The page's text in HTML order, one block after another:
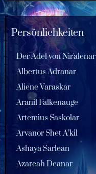
Persönlichkeiten
Der Adel von Nir'alenar
Albertus Adranar
Aliene Varaskar
Aranil Falkenauge
Artemius Saskolar
Arvanor Shet A’kil
Ashaya Sarlean
Azareah Deanar